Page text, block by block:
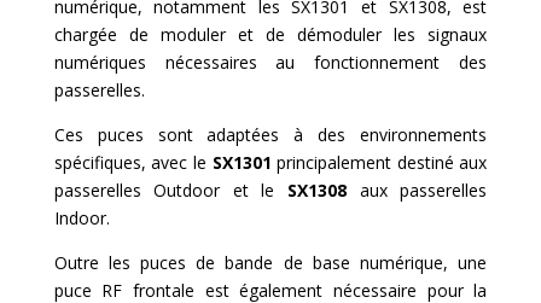
numérique, notamment les SX1301 et SX1308, est
chargée de moduler et de démoduler les signaux
numériques nécessaires au fonctionnement des
passerelles.
Ces puces sont adaptées à des environnements
spécifiques, avec le SX1301 principalement destiné aux
passerelles Outdoor et le SX1308 aux passerelles
Indoor.
Outre les puces de bande de base numérique, une
puce RF frontale est également nécessaire pour la